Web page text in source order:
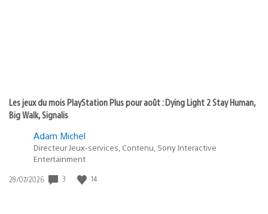
Les jeux du mois PlayStation Plus pour août : Dying Light 2 Stay Human,
Big Walk, Signalis
Adam Michel
Directeur Jeux-services, Contenu, Sony Interactive
Entertainment
Date
28/07/2026 3 14